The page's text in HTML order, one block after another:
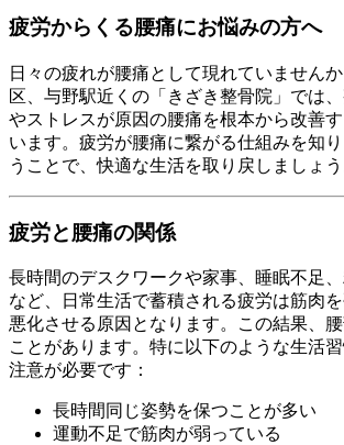
疲労からくる腰痛にお悩みの方へ
日々の疲れが腰痛として現れていません
区、与野駅近くの「きざき整骨院」では
やストレスが原因の腰痛を根本から改善
います。疲労が腰痛に繋がる仕組みを知
うことで、快適な生活を取り戻しましょう
疲労と腰痛の関係
長時間のデスクワークや家事、睡眠不足
など、日常生活で蓄積される疲労は筋肉
悪化させる原因となります。この結果、
ことがあります。特に以下のような生活
注意が必要です：
長時間同じ姿勢を保つことが多い
運動不足で筋肉が弱っている